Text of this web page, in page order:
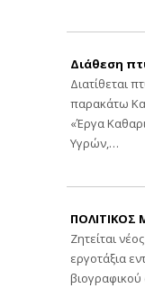
Διάθεση
Διατίθεται
παρακάτω
«Έργα
Υγρών,…
ΠΟΛΙΤΙΚΟΣ
Ζητείται
εργοτάξια
βιογραφικού